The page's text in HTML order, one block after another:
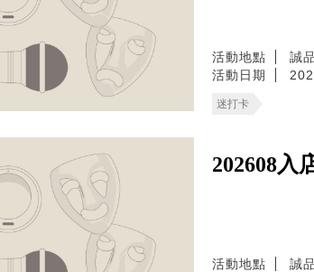
活動地點
誠
活動日期
迷打卡
202608入
活動地點
誠